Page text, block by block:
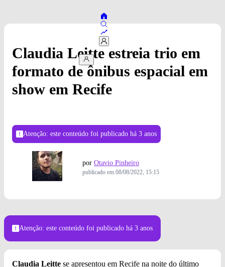
Claudia Leitte estreia trio em
formato de ônibus espacial em
show em Recife
Atenção: este conteúdo foi publicado há 3 anos
por Otavio Pinheiro
publicado em 08/08/2022, 15:15
Atenção: este conteúdo foi publicado há 3 anos
Claudia Leitte se apresentou em Recife na noite do último